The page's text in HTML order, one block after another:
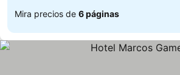
Mira precios de 6 páginas